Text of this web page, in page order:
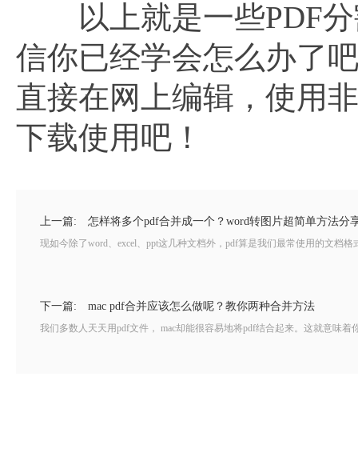
以上就是一些PDF分
信你已经学会怎么办了
直接在网上编辑，使用
下载使用吧！
上一篇: 怎样将多个pdf合并成一个？word转图片超简单方法分
现如今除了word、excel、ppt这几种文档外，pdf算是我们最常使用的文档
下一篇: mac pdf合并应该怎么做呢？教你两种合并方法
我们多数人天天用pdf文件， mac却能很容易地将pdf结合起来。这就意味